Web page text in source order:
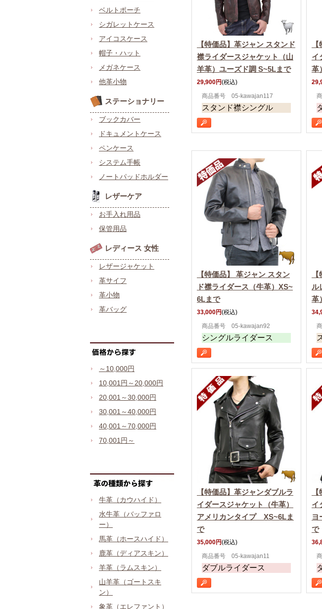
ベルトポーチ
シガレットケース
アイコスケース
帽子・ハット
メガネケース
他革小物
ステーショナリー
ブックカバー
ドキュメントケース
ペンケース
システム手帳
ノートパッドホルダー
レザーケア
お手入れ用品
保管用品
レディース 女性
レザージャケット
革サイフ
革小物
革バッグ
～10,000円
10,001円～20,000円
20,001～30,000円
30,001～40,000円
40,001～70,000円
70,001円～
牛革（カウハイド）
水牛革（バッファロ
ー）
馬革（ホースハイド）
鹿革（ディアスキン）
羊革（ラムスキン）
山羊革（ゴートスキ
ン）
象革（エレファント）
【特価品】革ジャン スタンド
襟ライダースジャケット（山
羊革）ユーズド調 S~5Lまで
29,900円(税込)
商品番号 05-kawajan117
スタンド襟シングル
イ
革
【特価品】 革ジャン スタン
ド襟ライダース（牛革）XS~
6Lまで
33,000円(税込)
商品番号 05-kawajan92
シングルライダース
ル
革）
【特価品】革ジャンダブルラ
イダースジャケット（牛革）
アメリカンタイプ XS~6Lま
で
35,000円(税込)
商品番号 05-kawajan11
ダブルライダース
イ
ヨ
で